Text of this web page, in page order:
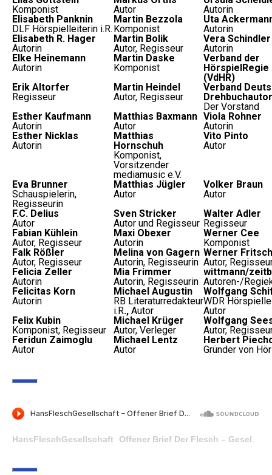
Komponist
Autor
Autorin
Elisabeth Panknin
DLF Hörspielleiterin i.R.
Martin Bezzola
Komponist
Uta
Autorin
Elisabeth R. Hager
Autorin
Martin Bolik
Autor, Regisseur
Vera Schindler
Autorin
Elke Heinemann
Autorin
Martin Daske
Komponist
Verband der
HörspielRegie
(VdHR)
Erik Altorfer
Regisseur
Martin Heindel
Autor, Regisseur
Verband
Der Vorstand
Esther Kaufmann
Autorin
Matthias Baxmann
Autor
Viola Rohner
Autorin
Esther Nicklas
Autorin
Matthias
Hornschuh
Komponist,
Vorsitzender
mediamusic e.V.
Vito Pinto
Autor
Eva Brunner
Schauspielerin,
Regisseurin
Matthias Jügler
Autor
Volker Braun
Autor
F.C. Delius
Autor
Sven Stricker
Autor und Regisseur
Walter Adler
Regisseur
Fabian Kühlein
Autor, Regisseur
Maxi Obexer
Autorin
Werner Cee
Komponist
Falk Rößler
Autor, Regisseur
Melina von Gagern
Autorin, Regisseurin
Werner Fritsch
Autor,
Felicia Zeller
Autorin
Mia Frimmer
Autorin, Regisseurin
wittmann/
Autoren-/
Felicitas Korn
Autorin
Michael Augustin
RB Literaturredakteur
i.R., Autor
Wolfgang
WDR
Autor
Felix Kubin
Komponist, Regisseur
Michael Krüger
Autor, Verleger
Wolfgang
Autor,
Feridun Zaimoglu
Autor
Michael Lentz
Autor
Herbert
Gründer von
HansFleschGesellschaft · Offener Brief Der Flesch – Gesellschaft